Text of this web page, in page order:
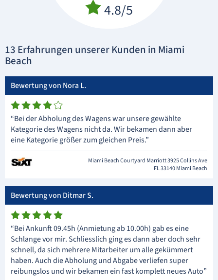
4.8/5
13 Erfahrungen unserer Kunden in Miami
Beach
Bewertung von Nora L.
“Bei der Abholung des Wagens war unsere gewählte
Kategorie des Wagens nicht da. Wir bekamen dann aber
eine Kategorie größer zum gleichen Preis.”
Miami Beach Courtyard Marriott 3925 Collins Ave
FL 33140 Miami Beach
Bewertung von Ditmar S.
“Bei Ankunft 09.45h (Anmietung ab 10.00h) gab es eine
Schlange vor mir. Schliesslich ging es dann aber doch sehr
schnell, da sich mehrere Mitarbeiter um alle gekümmert
haben. Auch die Abholung und Abgabe verliefen super
reibungslos und wir bekamen ein fast komplett neues Auto”